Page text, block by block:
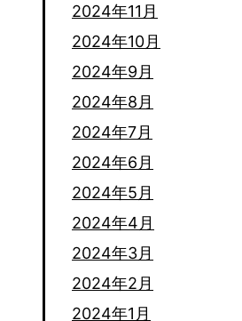
2024年11月
2024年10月
2024年9月
2024年8月
2024年7月
2024年6月
2024年5月
2024年4月
2024年3月
2024年2月
2024年1月